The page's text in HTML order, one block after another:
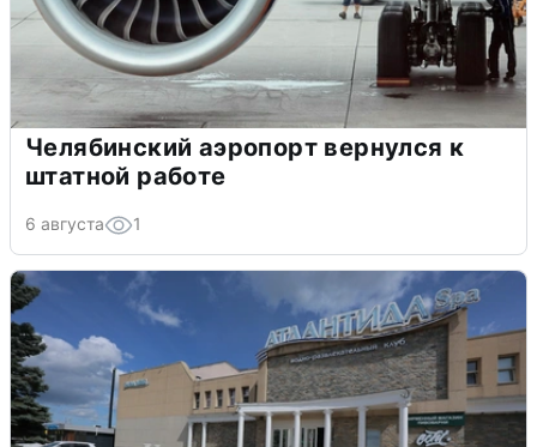
Челябинский аэропорт вернулся к
штатной работе
6 августа 1